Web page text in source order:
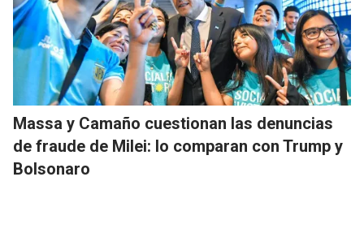
Massa y Camaño cuestionan las denuncias
de fraude de Milei: lo comparan con Trump y
Bolsonaro